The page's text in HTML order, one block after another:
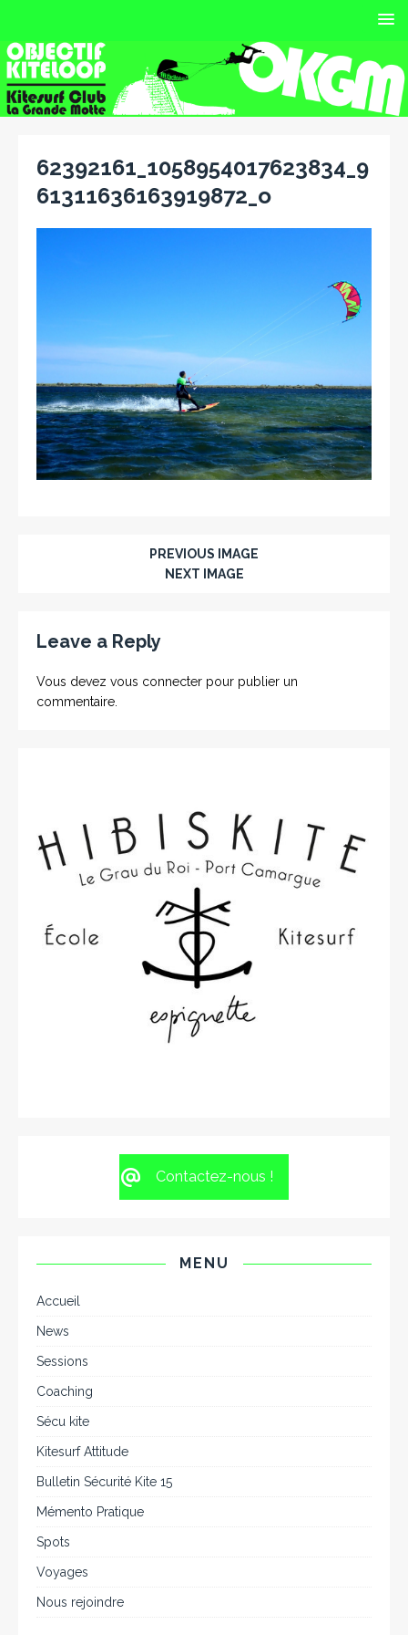
62392161_1058954017623834_9
61311636163919872_o
PREVIOUS IMAGE
NEXT IMAGE
Leave a Reply
Vous devez vous connecter pour publier un
commentaire.
Contactez-nous !
MENU
Accueil
News
Sessions
Coaching
Sécu kite
Kitesurf Attitude
Bulletin Sécurité Kite 15
Mémento Pratique
Spots
Voyages
Nous rejoindre